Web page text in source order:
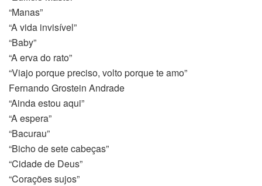
“Manas”
“A vida invisível”
“Baby”
“A erva do rato”
“Viajo porque preciso, volto porque te amo”
Fernando Grostein Andrade
“Ainda estou aqui”
“A espera”
“Bacurau”
“Bicho de sete cabeças”
“Cidade de Deus”
“Corações sujos”